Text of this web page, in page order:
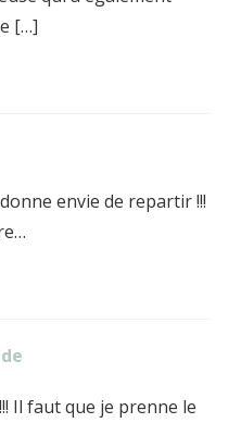
[…]
envie de repartir !!!
Il faut que je prenne le